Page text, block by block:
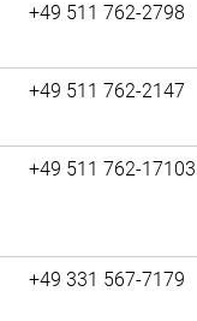
+49 511 762-2798
+49 511 762-2147
+49 511 762-17103
+49 331 567-7179